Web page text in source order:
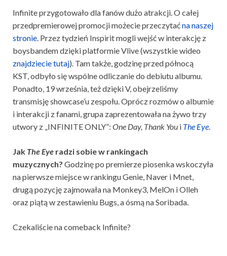
Infinite przygotowało dla fanów dużo atrakcji. O całej
przedpremierowej promocji możecie przeczytaćna naszej
stronie. Przez tydzień Inspirit mogli wejść w interakcję z
boysbandem dzięki platformie Vlive (wszystkie wideo
znajdziecie tutaj). Tam także, godzinę przed północą
KST, odbyło się wspólne odliczanie do debiutu albumu.
Ponadto, 19 września, też dzięki V, obejrzeliśmy
transmisję showcase’u zespołu. Oprócz rozmów o albumie
i interakcji z fanami, grupa zaprezentowała na żywo trzy
utwory z „INFINITE ONLY”: One Day, Thank You i The Eye.
Jak The Eye radzi sobie w rankingach
muzycznych? Godzinę po premierze piosenka wskoczyła
na pierwsze miejsce w rankingu Genie, Naver i Mnet,
drugą pozycję zajmowała na Monkey3, MelOn i Olleh
oraz piątą w zestawieniu Bugs, a ósmą na Soribada.
Czekaliście na comeback Infinite?